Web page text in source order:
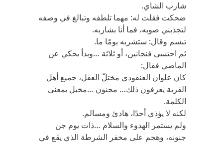
شارب الشاي.
ضحكت فقلت له: مهما تلطفه وتبالغ في وصفه
لتجذبني صوبه، فما أنا بشاربه.
تبسم وقال: ستشربه يومًا ما.
ثم احتسى فنجانين، أو ثلاثة …وبدأ يحكي عن
الماضي فقال:
كان علوان العنقودي مختلّ العقل، جميع أهل
القرية يعرفون ذلك… مجنون …مخبل بمعنى
الكلمة.
لكنه لا يؤذي أحدًا، هادئ ومسالم.
ولم يستمر الهدوء والسلام …ذات يوم جن
جنونه، وهجم على مخفر الشرطة الذي يقع في